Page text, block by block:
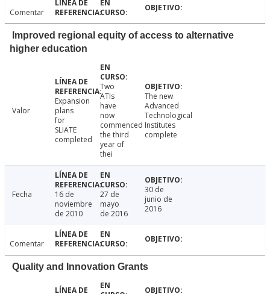
Comentar
Improved regional equity of access to alternative
higher education
Valor
Expansion
plans
for
SLIATE
completed
Two
ATIs
have
now
commenced
the third
year of
thei
The new
Advanced
Technological
Institutes
complete
Fecha
16 de
noviembre
de 2010
27 de
mayo
de 2016
30 de
junio de
2016
Comentar
Quality and Innovation Grants